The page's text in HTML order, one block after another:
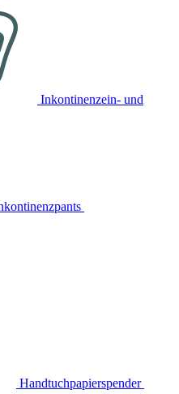
Inkontinenzein- und
Handtuchpapierspender